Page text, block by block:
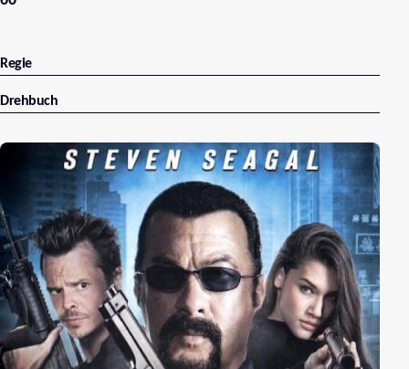
Regie
Drehbuch